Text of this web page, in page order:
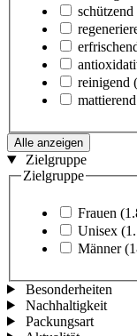
schützend
reinigend
mattierend
Alle anzeigen
Zielgruppe
Zielgruppe
Frauen
Unisex
Männer
Besonderheiten
Nachhaltigkeit
Packungsart